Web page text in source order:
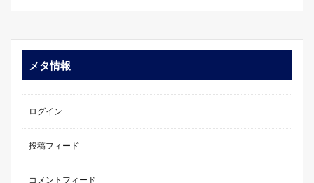
メタ情報
ログイン
投稿フィード
コメントフィード